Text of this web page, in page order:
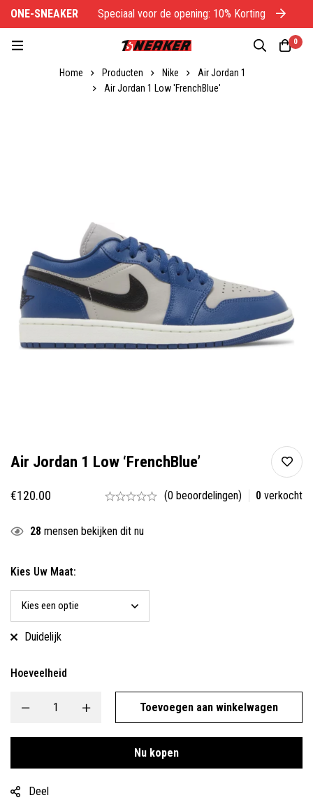
ONE-SNEAKER Speciaal voor de opening: 10% Korting
0
Home Producten Nike
Air Jordan 1
Air Jordan 1 Low 'FrenchBlue'
Air Jordan 1 Low ‘FrenchBlue’
€120.00 (0 beoordelingen) 0 verkocht
28 mensen bekijken dit nu
Kies Uw Maat:
Duidelijk
Hoeveelheid
Toevoegen aan winkelwagen
Nu kopen
Deel